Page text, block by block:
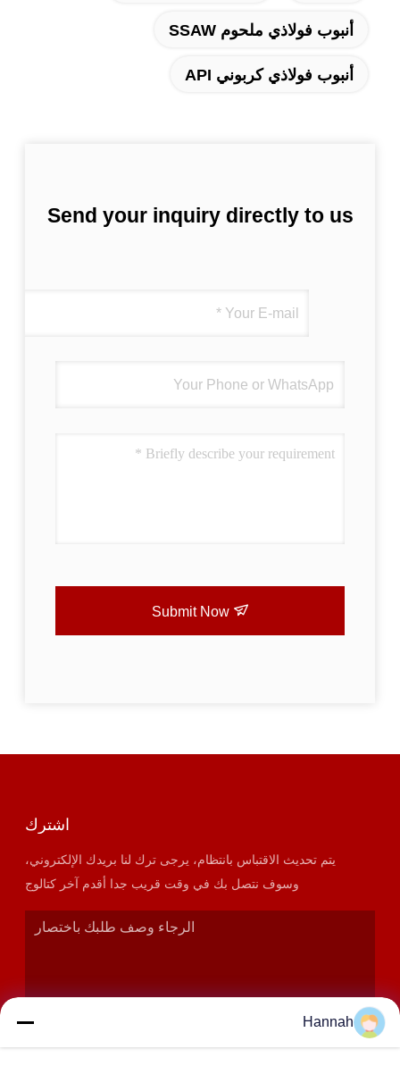
أنبوب فولاذي ملحوم SSAW
أنبوب فولاذي كربوني API
Send your inquiry directly to us
Submit Now
اشترك
يتم تحديث الاقتباس بانتظام، يرجى ترك لنا بريدك الإلكتروني،
وسوف نتصل بك في وقت قريب جدا أقدم آخر كتالوج
Hannah